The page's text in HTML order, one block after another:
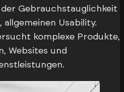
Gebrauchstauglichkeit
allgemeinen Usability.
komplexe Produkte,
Websites und